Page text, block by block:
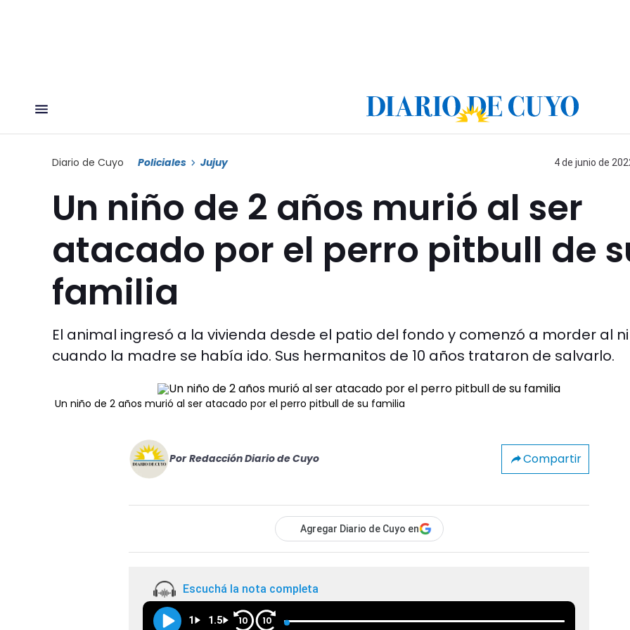
Diario de Cuyo Policiales Jujuy 4 de junio de
Un niño de 2 años murió al ser
atacado por el perro pitbull de
familia
El animal ingresó a la vivienda desde el patio del fondo y comenzó a morder al
cuando la madre se había ido. Sus hermanitos de 10 años trataron de salvarlo.
Un niño de 2 años murió al ser atacado por el perro pitbull de su familia
Por Redacción Diario de Cuyo Compartir
Agregar Diario de Cuyo en
Escuchá la nota completa
1 1.5 10 10